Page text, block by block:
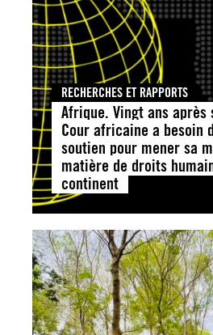
RECHERCHES ET RAPPORTS
Afrique. Vingt ans
Cour africaine a besoin
soutien pour mener sa
matière de droits
continent